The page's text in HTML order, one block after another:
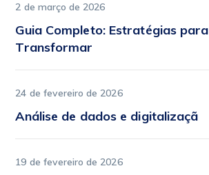
2 de março de 2026
Guia Completo: Estratégias para
Transformar
24 de fevereiro de 2026
Análise de dados e digitalizaçã
19 de fevereiro de 2026